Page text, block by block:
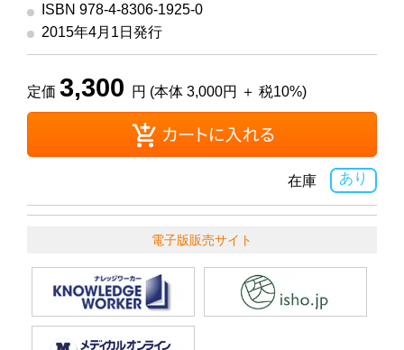
ISBN 978-4-8306-1925-0
2015年4月1日発行
定価 3,300 円 (本体 3,000円 ＋ 税10%)
あり
在庫
電子版販売サイト